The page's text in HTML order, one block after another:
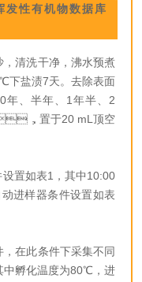
发性有机物数据库
，清洗干净，沸水预煮
盐渍7天。去除表面
半年、1年半、2
g，置于20 mL顶空
置如表1，其中10:00
自动进样器条件设置如表
，在此条件下采集不同
中孵化温度为80℃，进